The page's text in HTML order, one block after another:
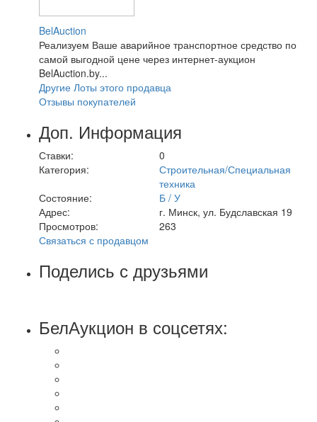
BelAuction
Реализуем Ваше аварийное транспортное средство по
самой выгодной цене через интернет-аукцион
BelAuction.by...
Другие Лоты этого продавца
Отзывы покупателей
Доп. Информация
Ставки:
0
Категория:
Строительная/Специальная
техника
Состояние:
Б / У
Адрес:
г. Минск, ул. Будславская 19
Просмотров:
263
Связаться с продавцом
Поделись с друзьями
БелАукцион в соцсетях: